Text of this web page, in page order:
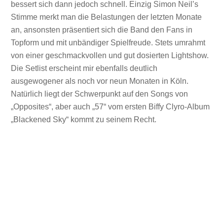
bessert sich dann jedoch schnell. Einzig Simon Neil’s
Stimme merkt man die Belastungen der letzten Monate
an, ansonsten präsentiert sich die Band den Fans in
Topform und mit unbändiger Spielfreude. Stets umrahmt
von einer geschmackvollen und gut dosierten Lightshow.
Die Setlist erscheint mir ebenfalls deutlich
ausgewogener als noch vor neun Monaten in Köln.
Natürlich liegt der Schwerpunkt auf den Songs von
„Opposites“, aber auch „57“ vom ersten Biffy Clyro-Album
„Blackened Sky“ kommt zu seinem Recht.